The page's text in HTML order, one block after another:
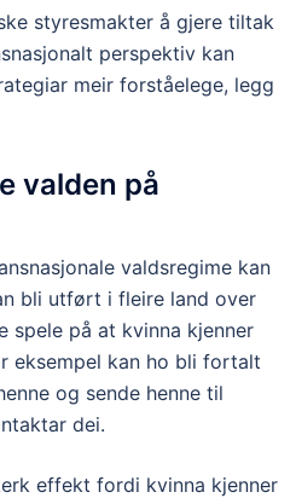
styresmakter å gjere tiltak
perspektiv kan
meir forståelege, legg
valden på
valdsregime kan
bli utført i fleire land over
spele på at kvinna kjenner
eksempel kan ho bli fortalt
og sende henne til
dei.
effekt fordi kvinna kjenner